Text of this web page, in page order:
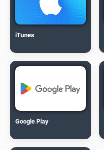
iTunes
Google Play